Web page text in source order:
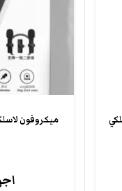
ميكروفون